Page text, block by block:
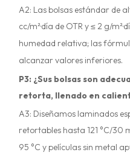
A2: Las bolsas estándar de
cc/m²·día de OTR y ≤ 2 g/
humedad relativa; las
alcanzar valores inferiores.
P3: ¿Sus bolsas son
retorta, llenado en
A3: Diseñamos laminados
retortables hasta 121 °C/30
95 °C y películas sin metal